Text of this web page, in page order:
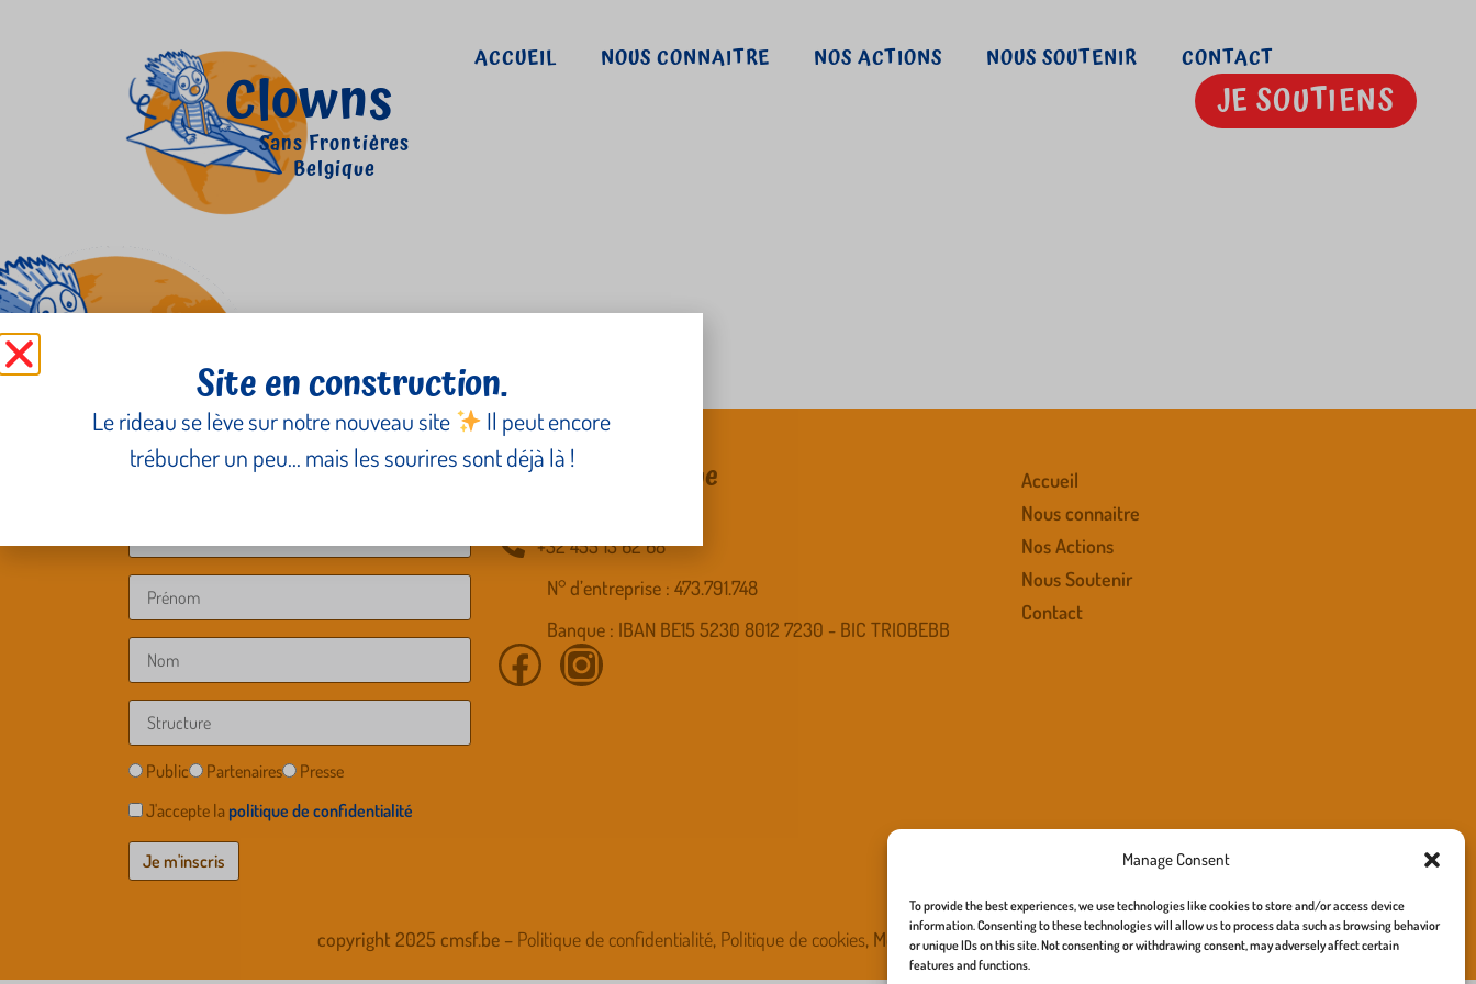
Manage Consent
To provide the best experiences, we use technologies like cookies to store and/or access device
information. Consenting to these technologies will allow us to process data such as browsing behavior
or unique IDs on this site. Not consenting or withdrawing consent, may adversely affect certain
features and functions.
JE SOUTIENS
Clowns
Sans Frontières
Belgique
ACCUEIL NOUS CONNAITRE NOS ACTIONS NOUS SOUTENIR CONTACT
Juan Cersosimo
Newsletter
Public Partenaires
Presse
J'accepte la politique de confidentialité
CSF/CZG – Belgique
+32 455 13 62 68
N° d’entreprise : 473.791.748
Banque : IBAN BE15 5230 8012 7230 - BIC TRIOBEBB
Accueil
Nous connaitre
Nos Actions
Nous Soutenir
Contact
copyright 2025 cmsf.be – Politique de confidentialité, Politique de cookies, Mentions légale – site :richard turner
Site en construction.
Le rideau se lève sur notre nouveau site
Il peut encore
trébucher un peu… mais les sourires sont déjà là !